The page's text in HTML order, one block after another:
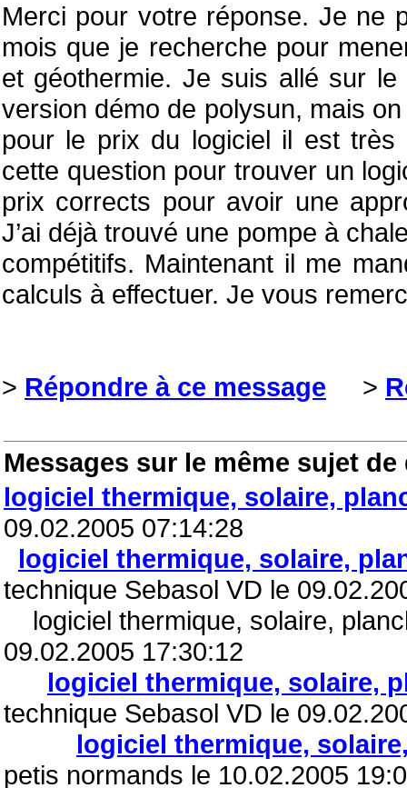
Merci pour votre réponse. Je ne
mois que je recherche pour
et géothermie. Je suis allé sur le
version démo de polysun, mais
pour le prix du logiciel il est très
cette question pour trouver un
prix corrects pour avoir une
J’ai déjà trouvé une pompe à
compétitifs. Maintenant il me
calculs à effectuer. Je vous
> Répondre à ce message >
Messages sur le même sujet
logiciel thermique, solaire,
09.02.2005 07:14:28
logiciel thermique, solaire,
technique Sebasol VD le
logiciel thermique, solaire,
09.02.2005 17:30:12
logiciel thermique, solaire,
technique Sebasol VD le
logiciel thermique,
petis normands le 10.02.2005